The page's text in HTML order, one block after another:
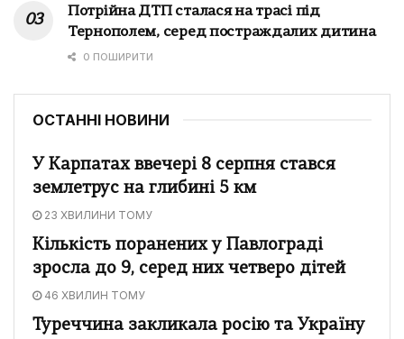
Потрійна ДТП сталася на трасі під
Тернополем, серед постраждалих дитина
0 ПОШИРИТИ
ОСТАННІ НОВИНИ
У Карпатах ввечері 8 серпня стався
землетрус на глибині 5 км
23 ХВИЛИНИ ТОМУ
Кількість поранених у Павлограді
зросла до 9, серед них четверо дітей
46 ХВИЛИН ТОМУ
Туреччина закликала росію та Україну